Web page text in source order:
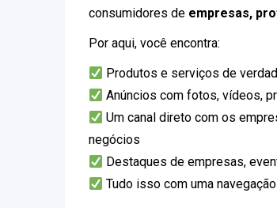
consumidores de empresas,
Por aqui, você encontra:
Produtos e serviços de
Anúncios com fotos, vídeos,
Um canal direto com os
negócios
Destaques de empresas,
Tudo isso com uma